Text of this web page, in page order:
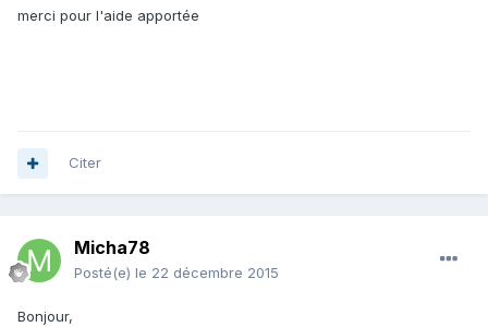
merci pour l'aide apportée
Citer
Micha78
Posté(e) le 22 décembre 2015
Bonjour,